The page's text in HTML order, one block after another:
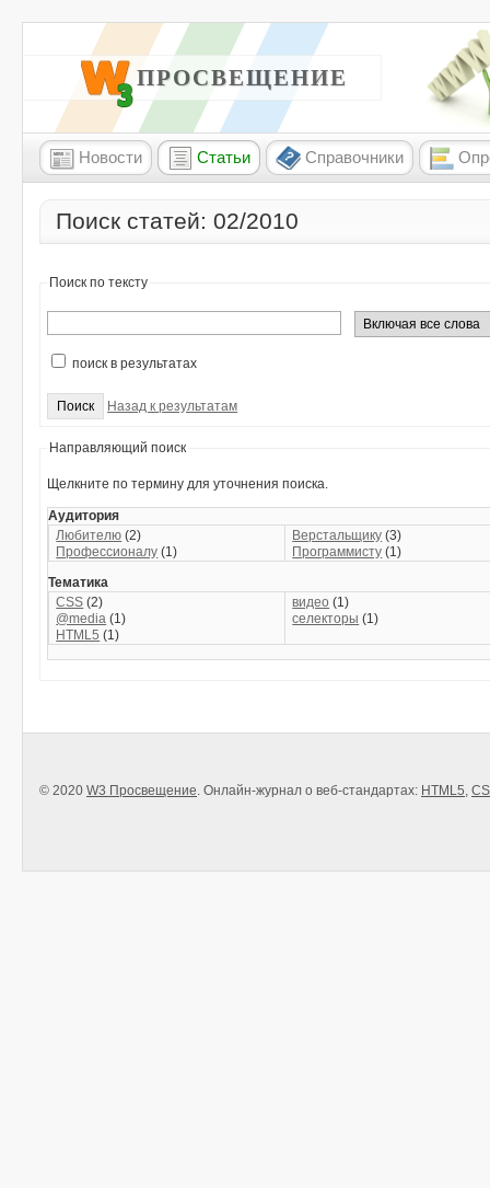
W3 ПРОСВЕЩЕНИЕ
Новости Статьи Справочники
Поиск статей: 02/2010
Поиск по тексту
поиск в результатах
Назад к результатам
Направляющий поиск
Щелкните по термину для уточнения поиска.
Аудитория
Любителю (2)
Профессионалу (1)
Верстальщику (3)
Программисту (1)
Тематика
CSS (2)
@media (1)
HTML5 (1)
видео (1)
селекторы (1)
© 2020 W3 Просвещение. Онлайн-журнал о веб-стандартах: HTML5,